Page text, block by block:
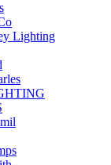
Lighting